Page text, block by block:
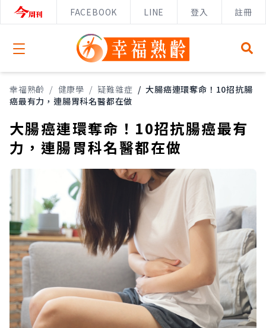
FACEBOOK LINE 登入 註冊
Open menu
幸福熟齡 / 健康學 / 疑難雜症 / 大腸癌連環奪命！10招抗腸
癌最有力，連腸胃科名醫都在做
大腸癌連環奪命！10招抗腸癌最有
力，連腸胃科名醫都在做